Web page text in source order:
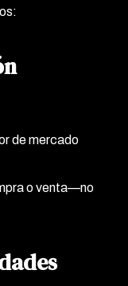
de mercado
o venta—no